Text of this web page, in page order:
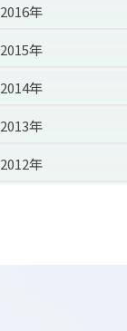
2016年
2015年
2014年
2013年
2012年